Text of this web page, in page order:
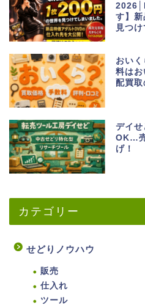
す】
見つ
おい
料は
配買取
デイ
OK…
げ！
カテゴリー
せどりノウハウ
販売
仕入れ
ツール